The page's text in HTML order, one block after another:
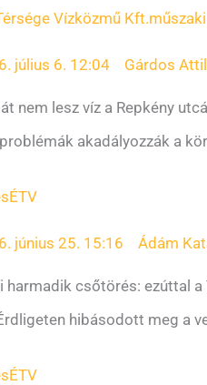
Vízközmű Kft.
július 6. 12:04 Gárdos
nem lesz víz a Repkény
akadályozzák a
ÉTV
június 25. 15:16 Ádám
harmadik csőtörés: ezúttal
hibásodott meg a
ÉTV